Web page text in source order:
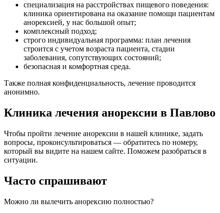
специализация на расстройствах пищевого поведения:
клиника ориентирована на оказание помощи пациентам
анорексией, у нас большой опыт;
комплексный подход;
строго индивидуальная программа: план лечения
строится с учетом возраста пациента, стадии
заболевания, сопутствующих состояний;
безопасная и комфортная среда.
Также полная конфиденциальность, лечение проводится
анонимно.
Клиника лечения анорексии в Павлово
Чтобы пройти лечение анорексии в нашей клинике, задать
вопросы, проконсультироваться — обратитесь по номеру,
который вы видите на нашем сайте. Поможем разобраться в
ситуации.
Часто спрашивают
Можно ли вылечить анорексию полностью?